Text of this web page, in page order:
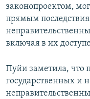
законопроектом,
прямым
включая в их
Пуйи заметила, что
государственных и